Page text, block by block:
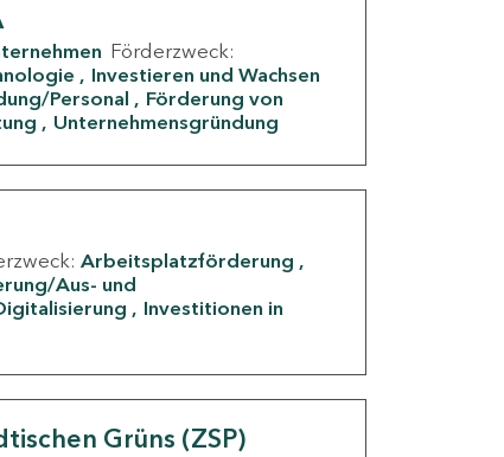
Förderzweck:
Investieren und Wachsen
Personal
Förderung von
Unternehmensgründung
Arbeitsplatzförderung
Aus- und
Investitionen in
Grüns (ZSP)